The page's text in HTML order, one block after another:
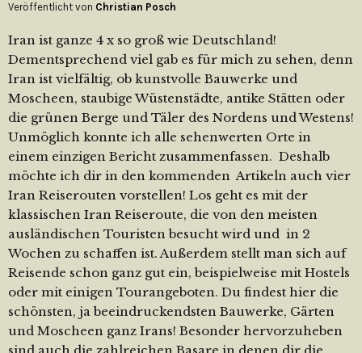
Veröffentlicht von Christian Posch
Iran ist ganze 4 x so groß wie Deutschland!
Dementsprechend viel gab es für mich zu sehen, denn
Iran ist vielfältig, ob kunstvolle Bauwerke und
Moscheen, staubige Wüstenstädte, antike Stätten oder
die grünen Berge und Täler des Nordens und Westens!
Unmöglich konnte ich alle sehenwerten Orte in
einem einzigen Bericht zusammenfassen. Deshalb
möchte ich dir in den kommenden Artikeln auch vier
Iran Reiserouten vorstellen! Los geht es mit der
klassischen Iran Reiseroute, die von den meisten
ausländischen Touristen besucht wird und in 2
Wochen zu schaffen ist. Außerdem stellt man sich auf
Reisende schon ganz gut ein, beispielweise mit Hostels
oder mit einigen Tourangeboten. Du findest hier die
schönsten, ja beeindruckendsten Bauwerke, Gärten
und Moscheen ganz Irans! Besonder hervorzuheben